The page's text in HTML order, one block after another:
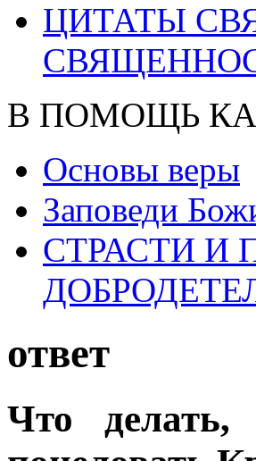
ЦИТАТЫ
В ПОМОЩЬ
Основы веры
Заповеди
СТРАСТИ
ответ
Что